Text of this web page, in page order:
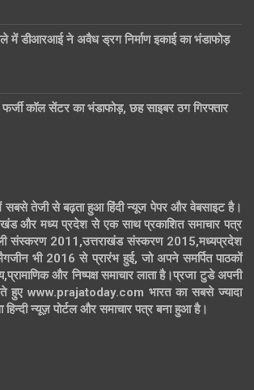
में डीआरआई ने अवैध ड्रग निर्माण इकाई का भंडाफोड़
फर्जी कॉल सेंटर का भंडाफोड़, छह साइबर ठग गिरफ्तार
सबसे तेजी से बढ़ता हुआ हिंदी न्यूज पेपर और वेबसाइट है।
और मध्य प्रदेश से एक साथ प्रकाशित समाचार पत्र
संस्करण 2011,उत्तराखंड संस्करण 2015,मध्यप्रदेश
भी 2016 से प्रारंभ हुई, जो अपने समर्पित पाठकों
और निष्पक्ष समाचार लाता है।प्रजा टुडे अपनी
हुए www.prajatoday.com भारत का सबसे ज्यादा
न्यूज़ पोर्टल और समाचार पत्र बना हुआ है।